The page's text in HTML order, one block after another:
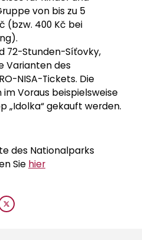
von bis zu 5
(bzw. 400 Kč bei
72-Stunden-Síťovky,
Varianten des
NISA-Tickets. Die
Voraus beispielsweise
„Idolka“ gekauft werden.
des Nationalparks
Sie hier